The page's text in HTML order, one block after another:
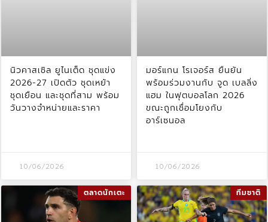
นิวคาสเซิล ยูไนเต็ด ชุดแข่ง
2026-27 เปิดตัว ชุดเหย้า
ชุดเยือน และชุดที่สาม พร้อม
วันวางจำหน่ายและราคา
10/06/2026
มอร์แกน โรเจอร์ส ยืนยัน
พร้อมร่วมงานกับ จูด เบลลิ่ง
แฮม ในฟุตบอลโลก 2026
ขณะถูกเชื่อมโยงกับ
อาร์เซนอล
10/06/2026
ตลาดนักเตะ ทีมชาติ